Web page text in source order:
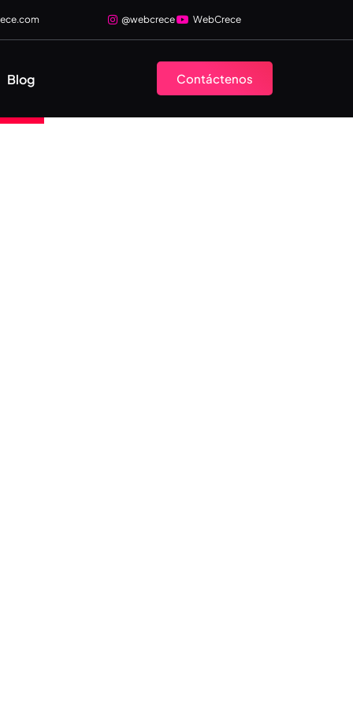
@webcrece WebCrece
Blog Contáctenos